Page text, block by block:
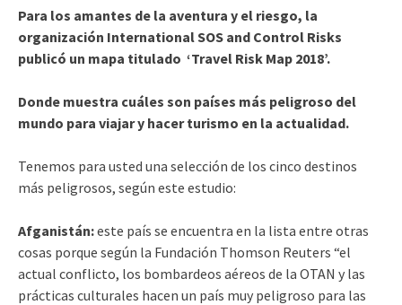
Para los amantes de la aventura y el riesgo, la
organización International SOS and Control Risks
publicó un mapa titulado ‘Travel Risk Map 2018’.
Donde muestra cuáles son países más peligroso del
mundo para viajar y hacer turismo en la actualidad.
Tenemos para usted una selección de los cinco destinos
más peligrosos, según este estudio:
Afganistán:este país se encuentra en la lista entre otras
cosas porque según la Fundación Thomson Reuters “el
actual conflicto, los bombardeos aéreos de la OTAN y las
prácticas culturales hacen un país muy peligroso para las